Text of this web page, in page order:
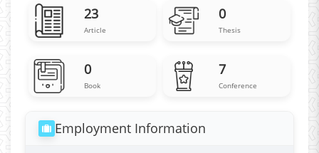
0
Thesis
23
Article
7
Conference
0
Book
Employment Information